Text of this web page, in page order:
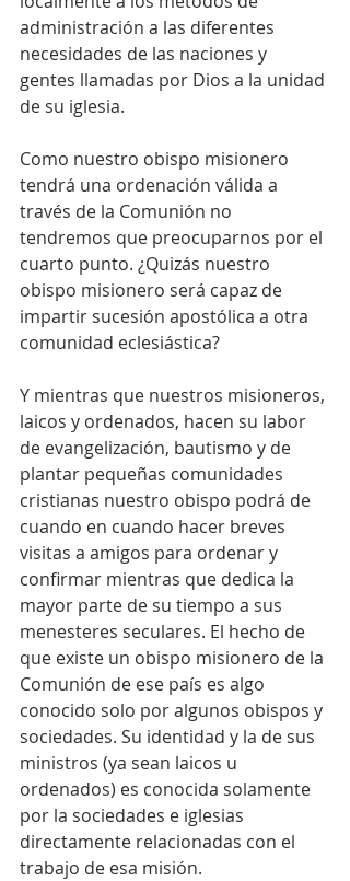
administración a las diferentes
necesidades de las naciones y
gentes llamadas por Dios a la unidad
de su iglesia.
Como nuestro obispo misionero
tendrá una ordenación válida a
través de la Comunión no
tendremos que preocuparnos por el
cuarto punto. ¿Quizás nuestro
obispo misionero será capaz de
impartir sucesión apostólica a otra
comunidad eclesiástica?
Y mientras que nuestros misioneros,
laicos y ordenados, hacen su labor
de evangelización, bautismo y de
plantar pequeñas comunidades
cristianas nuestro obispo podrá de
cuando en cuando hacer breves
visitas a amigos para ordenar y
confirmar mientras que dedica la
mayor parte de su tiempo a sus
menesteres seculares. El hecho de
que existe un obispo misionero de la
Comunión de ese país es algo
conocido solo por algunos obispos y
sociedades. Su identidad y la de sus
ministros (ya sean laicos u
ordenados) es conocida solamente
por la sociedades e iglesias
directamente relacionadas con el
trabajo de esa misión.